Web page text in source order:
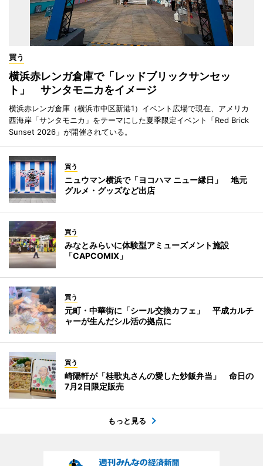
買う
横浜赤レンガ倉庫で「レッドブリックサンセッ
ト」 サンタモニカをイメージ
横浜赤レンガ倉庫（横浜市中区新港1）イベント広場で現在、アメリカ
西海岸「サンタモニカ」をテーマにした夏季限定イベント「Red Brick
Sunset 2026」が開催されている。
買う
ニュウマン横浜で「ヨコハマ ニュー縁日」 地元
グルメ・グッズなど出店
買う
みなとみらいに体験型アミューズメント施設
「CAPCOMIX」
買う
元町・中華街に「シール交換カフェ」 平成カルチ
ャーが生んだシル活の拠点に
買う
崎陽軒が「桂歌丸さんの愛した炒飯弁当」 命日の
7月2日限定販売
もっと見る